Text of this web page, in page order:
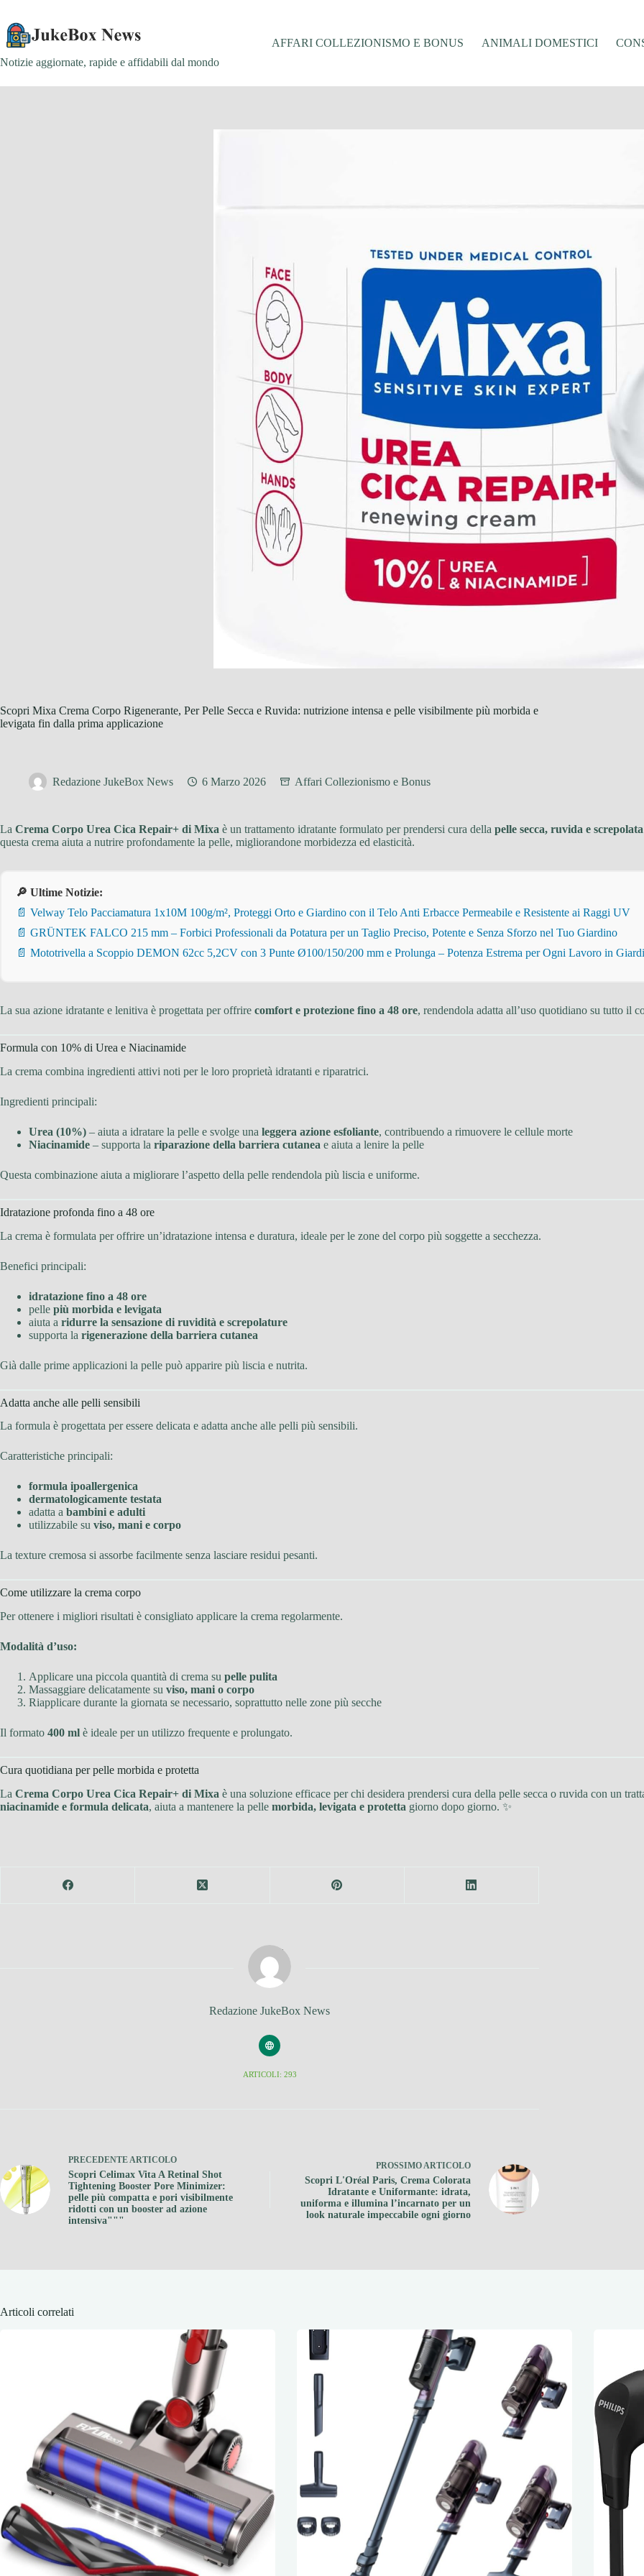
contenuto
Notizie aggiornate, rapide e affidabili dal mondo
AFFARI COLLEZIONISMO E BONUS ANIMALI DOMESTICI
Scopri Mixa Crema Corpo Rigenerante, Per Pelle Secca e Ruvida: nutrizione intensa e pelle visibilmente più morbida e
levigata fin dalla prima applicazione
Redazione JukeBox News 6 Marzo 2026 Affari Collezionismo e Bonus
La Crema Corpo Urea Cica Repair+ di Mixa è un trattamento idratante formulato per prendersi cura della pelle secca, ruvida e screpolata
questa crema aiuta a nutrire profondamente la pelle, migliorandone morbidezza ed elasticità.
🔎 Ultime Notizie:
📄 Velway Telo Pacciamatura 1x10M 100g/m², Proteggi Orto e Giardino con il Telo Anti Erbacce Permeabile e Resistente ai Raggi UV
📄 GRÜNTEK FALCO 215 mm – Forbici Professionali da Potatura per un Taglio Preciso, Potente e Senza Sforzo nel Tuo Giardino
📄 Mototrivella a Scoppio DEMON 62cc 5,2CV con 3 Punte Ø100/150/200 mm e Prolunga – Potenza Estrema per Ogni Lavoro in
La sua azione idratante e lenitiva è progettata per offrire comfort e protezione fino a 48 ore, rendendola adatta all’uso quotidiano su tutto il
Formula con 10% di Urea e Niacinamide
La crema combina ingredienti attivi noti per le loro proprietà idratanti e riparatrici.
Ingredienti principali:
Urea (10%) – aiuta a idratare la pelle e svolge una leggera azione esfoliante, contribuendo a rimuovere le cellule morte
Niacinamide – supporta la riparazione della barriera cutanea e aiuta a lenire la pelle
Questa combinazione aiuta a migliorare l’aspetto della pelle rendendola più liscia e uniforme.
Idratazione profonda fino a 48 ore
La crema è formulata per offrire un’idratazione intensa e duratura, ideale per le zone del corpo più soggette a secchezza.
Benefici principali:
idratazione fino a 48 ore
pelle più morbida e levigata
aiuta a ridurre la sensazione di ruvidità e screpolature
supporta la rigenerazione della barriera cutanea
Già dalle prime applicazioni la pelle può apparire più liscia e nutrita.
Adatta anche alle pelli sensibili
La formula è progettata per essere delicata e adatta anche alle pelli più sensibili.
Caratteristiche principali:
formula ipoallergenica
dermatologicamente testata
adatta a bambini e adulti
utilizzabile su viso, mani e corpo
La texture cremosa si assorbe facilmente senza lasciare residui pesanti.
Come utilizzare la crema corpo
Per ottenere i migliori risultati è consigliato applicare la crema regolarmente.
Modalità d’uso:
Applicare una piccola quantità di crema su pelle pulita
Massaggiare delicatamente su viso, mani o corpo
Riapplicare durante la giornata se necessario, soprattutto nelle zone più secche
Il formato 400 ml è ideale per un utilizzo frequente e prolungato.
Cura quotidiana per pelle morbida e protetta
La Crema Corpo Urea Cica Repair+ di Mixa è una soluzione efficace per chi desidera prendersi cura della pelle secca o ruvida con un
niacinamide e formula delicata, aiuta a mantenere la pelle morbida, levigata e protetta giorno dopo giorno. ✨
Redazione JukeBox News
ARTICOLI: 293
PRECEDENTEARTICOLO
Scopri Celimax Vita A Retinal Shot
Tightening Booster Pore Minimizer:
pelle più compatta e pori visibilmente
ridotti con un booster ad azione
intensiva"""
PROSSIMOARTICOLO
Scopri L'Oréal Paris, Crema Colorata
Idratante e Uniformante: idrata,
uniforma e illumina l’incarnato per un
look naturale impeccabile ogni giorno
Articoli correlati